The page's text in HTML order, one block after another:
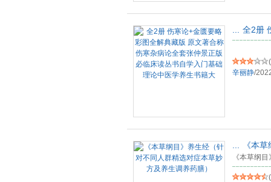
全2册
(
辛丽静/
《本
《本草纲
(